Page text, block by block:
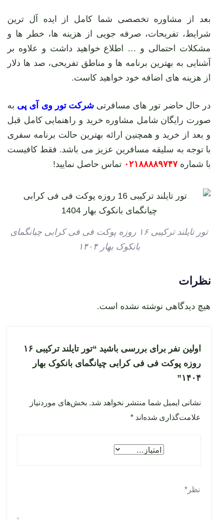
بعد از مشاوره تخصصی شما کامل از ایده آل ترین
شرایط، تفریحات، صرفه جویی از هزینه ها، خطر ها و
مشکلات احتمالی و … اطلاع خواهید داشت و علاوه بر
آشنایی به بهترین برنامه ها و مناطق تفریحی، صد ها دلار
از هزینه های اضافه خود خواهید کاست.
در حال حاضر تور های مسافرتیشرکت تور وی آی پی به
صورت رایگان شامل مشاوره خرید و راهنمایی کامل قبل
و بعد از خرید و همچنین ارائه بهترین حالت برنامه سفری
با توجه به سلیقه مسافرین عزیز می باشد. فقط کافیست
با شماره ۰۲۱۸۸۸۸۹۷۴۷ تماس حاصل نمایید!
تور تایلند ترکیبی ۱۶ روزه پوکت فی فی کرابی چیانگمای
بانکوک بهار ۱۴۰۴
نظرات
هیچ دیدگاهی نوشته نشده است.
اولین نفر برای بررسی باشید “تور تایلند ترکیبی ۱۶
روزه پوکت فی فی کرابی چیانگمای بانکوک بهار
۱۴۰۴”
نشانی ایمیل شما منتشر نخواهد شد. بخش‌های موردنیاز
علامت‌گذاری شده‌اند *